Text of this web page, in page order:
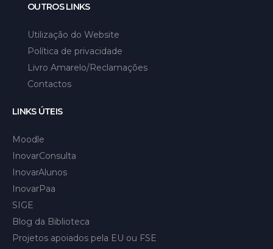
OUTROS LINKS
Utilização do Website
Política de privacidade
Livro Amarelo/Reclamações
Contactos
LINKS ÚTEIS
Moodle
InovarConsulta
InovarAlunos
InovarPaa
SIGE
Blog da Biblioteca
Projetos apoiados pela EU ou FSE